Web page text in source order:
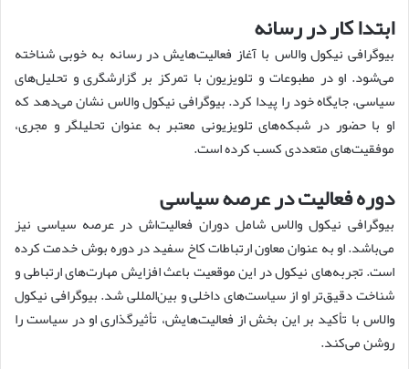
ابتدا کار در رسانه
بیوگرافی نیکول والاس با آغاز فعالیت‌هایش در رسانه به خوبی شناخته
می‌شود. او در مطبوعات و تلویزیون با تمرکز بر گزارشگری و تحلیل‌های
سیاسی، جایگاه خود را پیدا کرد. بیوگرافی نیکول والاس نشان می‌دهد که
او با حضور در شبکه‌های تلویزیونی معتبر به عنوان تحلیلگر و مجری،
موفقیت‌های متعددی کسب کرده است.
دوره فعالیت در عرصه سیاسی
بیوگرافی نیکول والاس شامل دوران فعالیت‌اش در عرصه سیاسی نیز
می‌باشد. او به عنوان معاون ارتباطات کاخ سفید در دوره بوش خدمت کرده
است. تجربه‌های نیکول در این موقعیت باعث افزایش مهارت‌های ارتباطی و
شناخت دقیق‌تر او از سیاست‌های داخلی و بین‌المللی شد. بیوگرافی نیکول
والاس با تأکید بر این بخش از فعالیت‌هایش، تأثیرگذاری او در سیاست را
روشن می‌کند.